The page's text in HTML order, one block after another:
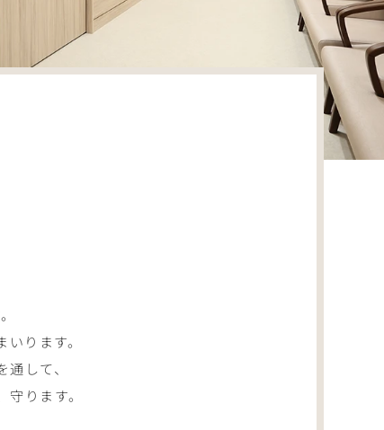
ります。
して、
ります。